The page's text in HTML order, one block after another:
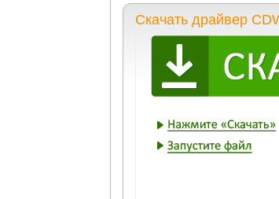
Скачать драйвер